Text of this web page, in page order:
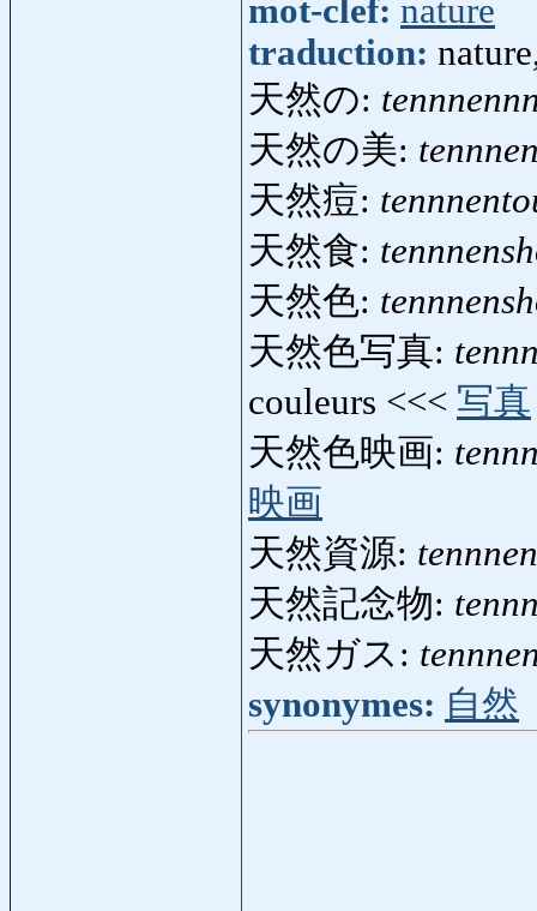
mot-clef: nature
traduction:
天然の:
天然の美:
天然痘:
天然食:
天然色:
天然色写真:
couleurs <<< 写真
天然色映画:
映画
天然資源:
天然記念物:
天然ガス:
synonymes: 自然